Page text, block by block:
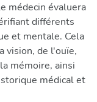
médecin évaluera
différents
et mentale. Cela
vision, de l'ouïe,
mémoire, ainsi
médical et